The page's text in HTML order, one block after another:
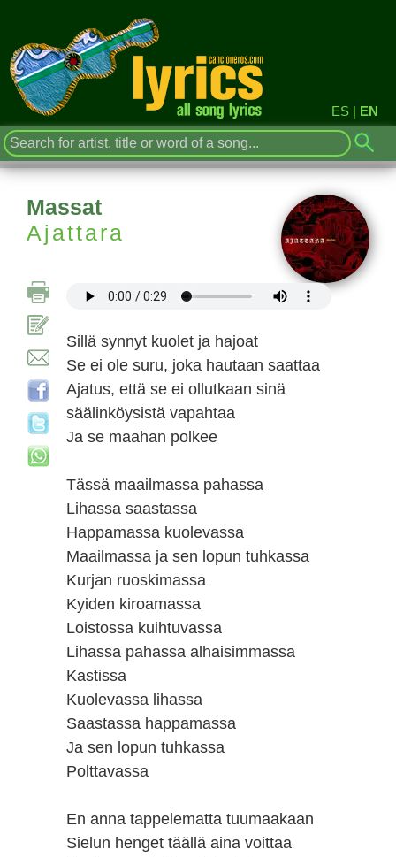
ES | EN
Massat
Ajattara
Sillä synnyt kuolet ja hajoat
Se ei ole suru, joka hautaan saattaa
Ajatus, että se ei ollutkaan sinä
säälinköysistä vapahtaa
Ja se maahan polkee
Tässä maailmassa pahassa
Lihassa saastassa
Happamassa kuolevassa
Maailmassa ja sen lopun tuhkassa
Kurjan ruoskimassa
Kyiden kiroamassa
Loistossa kuihtuvassa
Lihassa pahassa alhaisimmassa
Kastissa
Kuolevassa lihassa
Saastassa happamassa
Ja sen lopun tuhkassa
Polttavassa
En anna tappelematta tuumaakaan
Sielun henget täällä aina voittaa